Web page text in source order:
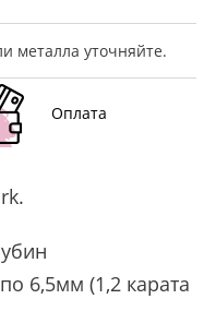
металла уточняйте.
Оплата
.
6,5мм (1,2 карата